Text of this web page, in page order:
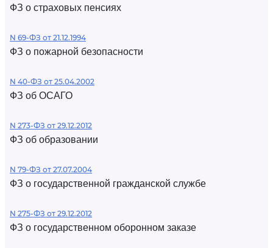
ФЗ о страховых пенсиях
N 69-ФЗ от 21.12.1994
ФЗ о пожарной безопасности
N 40-ФЗ от 25.04.2002
ФЗ об ОСАГО
N 273-ФЗ от 29.12.2012
ФЗ об образовании
N 79-ФЗ от 27.07.2004
ФЗ о государственной гражданской службе
N 275-ФЗ от 29.12.2012
ФЗ о государственном оборонном заказе